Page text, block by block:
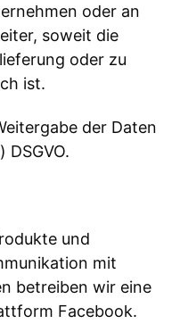
oder an
soweit die
oder zu
ist.
der Daten
DSGVO.
und
mit
betreiben wir eine
Facebook.